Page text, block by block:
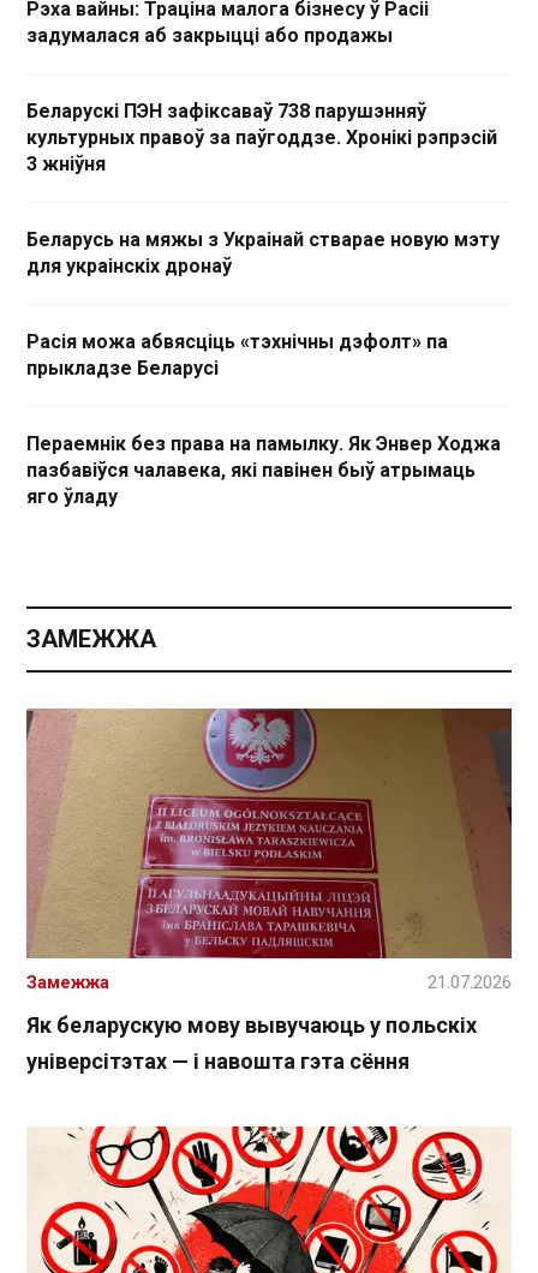
Рэха вайны: Траціна малога бізнесу ў Расіі
задумалася аб закрыцці або продажы
Беларускі ПЭН зафіксаваў 738 парушэнняў
культурных правоў за паўгоддзе. Хронікі рэпрэсій
3 жніўня
Беларусь на мяжы з Украінай стварае новую мэту
для украінскіх дронаў
Расія можа абвясціць «тэхнічны дэфолт» па
прыкладзе Беларусі
Пераемнік без права на памылку. Як Энвер Ходжа
пазбавіўся чалавека, які павінен быў атрымаць
яго ўладу
ЗАМЕЖЖА
Як беларускую мову вывучаюць у польскіх
універсітэтах — і навошта гэта сёння
Замежжа 21.07.2026